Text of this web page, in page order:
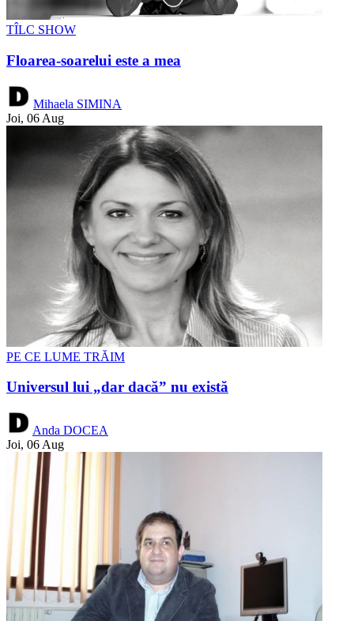
TÎLC SHOW
Floarea-soarelui este a mea
Mihaela SIMINA
Joi, 06 Aug
PE CE LUME TRĂIM
Universul lui „dar dacă” nu există
Anda DOCEA
Joi, 06 Aug